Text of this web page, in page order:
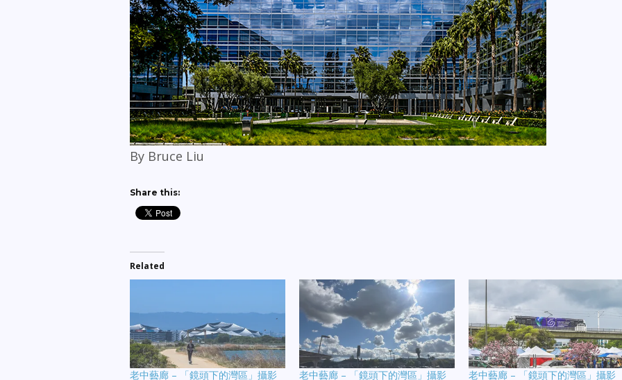
By Bruce Liu
Share this:
Related
老中藝廊 – 「鏡頭下的灣區」攝影 老中藝廊 – 「鏡頭下的灣區」攝影 老中藝廊 – 「鏡頭下的灣區」攝影